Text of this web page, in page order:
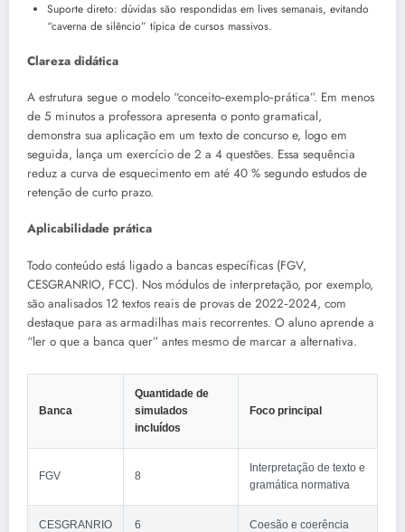
Suporte direto: dúvidas são respondidas em lives semanais, evitando
“caverna de silêncio” típica de cursos massivos.
Clareza didática
A estrutura segue o modelo “conceito‑exemplo‑prática”. Em menos
de 5 minutos a professora apresenta o ponto gramatical,
demonstra sua aplicação em um texto de concurso e, logo em
seguida, lança um exercício de 2 a 4 questões. Essa sequência
reduz a curva de esquecimento em até 40 % segundo estudos de
retenção de curto prazo.
Aplicabilidade prática
Todo conteúdo está ligado a bancas específicas (FGV,
CESGRANRIO, FCC). Nos módulos de interpretação, por exemplo,
são analisados 12 textos reais de provas de 2022‑2024, com
destaque para as armadilhas mais recorrentes. O aluno aprende a
“ler o que a banca quer” antes mesmo de marcar a alternativa.
Banca
Quantidade de
simulados
incluídos
Foco principal
FGV 8
Interpretação de texto e
gramática normativa
CESGRANRIO 6 Coesão e coerência